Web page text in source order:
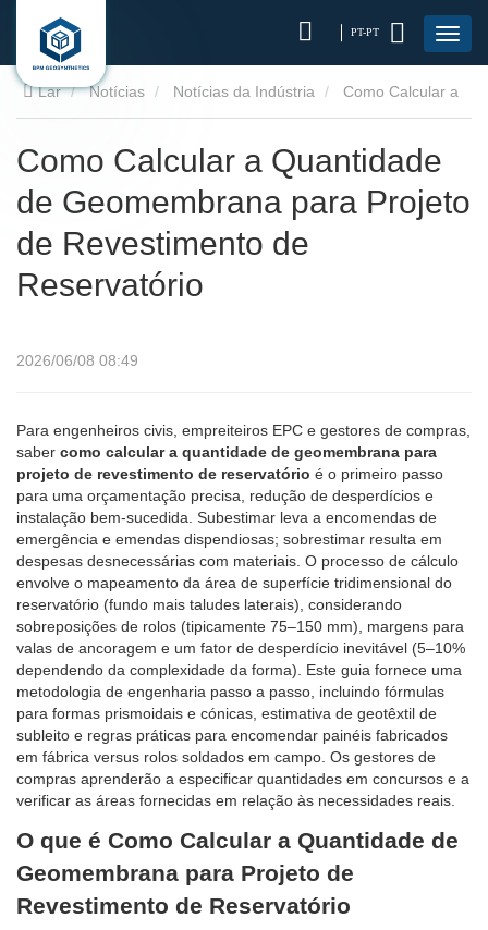
PT-PT
Lar Notícias Notícias da Indústria
de Reservatório
Como Calcular a Quantidade
de Geomembrana para Projeto
de Revestimento de
Reservatório
2026/06/08 08:49
Para engenheiros civis, empreiteiros EPC e gestores de compras,
saber como calcular a quantidade de geomembrana para
projeto de revestimento de reservatório é o primeiro passo
para uma orçamentação precisa, redução de desperdícios e
instalação bem-sucedida. Subestimar leva a encomendas de
emergência e emendas dispendiosas; sobrestimar resulta em
despesas desnecessárias com materiais. O processo de cálculo
envolve o mapeamento da área de superfície tridimensional do
reservatório (fundo mais taludes laterais), considerando
sobreposições de rolos (tipicamente 75–150 mm), margens para
valas de ancoragem e um fator de desperdício inevitável (5–10%
dependendo da complexidade da forma). Este guia fornece uma
metodologia de engenharia passo a passo, incluindo fórmulas
para formas prismoidais e cónicas, estimativa de geotêxtil de
subleito e regras práticas para encomendar painéis fabricados
em fábrica versus rolos soldados em campo. Os gestores de
compras aprenderão a especificar quantidades em concursos e a
verificar as áreas fornecidas em relação às necessidades reais.
O que é Como Calcular a Quantidade de
Geomembrana para Projeto de
Revestimento de Reservatório